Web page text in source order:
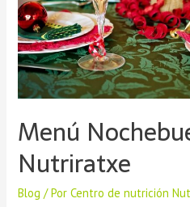
Menú
Nutriratxe
Blog / PorCentro de nutrición